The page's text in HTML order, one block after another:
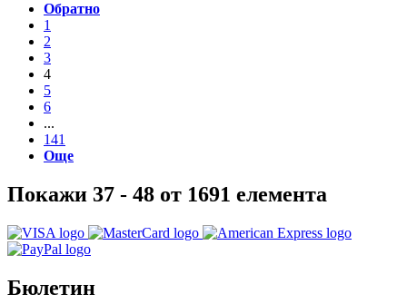
Обратно
1
2
3
4
5
6
...
141
Още
Покажи 37 - 48 от 1691 елемента
Бюлетин